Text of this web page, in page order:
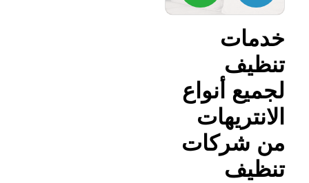
خدمات
تنظيف
لجميع أنواع
الانتريهات
من شركات
تنظيف